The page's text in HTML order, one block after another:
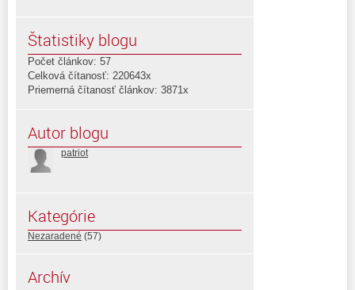
Štatistiky blogu
Počet článkov: 57
Celková čítanosť: 220643x
Priemerná čítanosť článkov: 3871x
Autor blogu
patriot
Kategórie
Nezaradené (57)
Archív